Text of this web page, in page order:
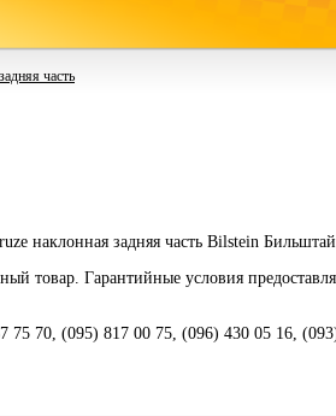
часть
наклонная задняя часть Bilstein
товар. Гарантийные условия
75 70, (095) 817 00 75, (096) 430 05 16,